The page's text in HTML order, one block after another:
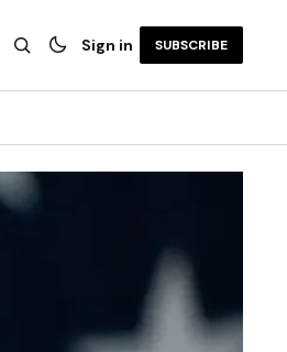
Sign in SUBSCRIBE